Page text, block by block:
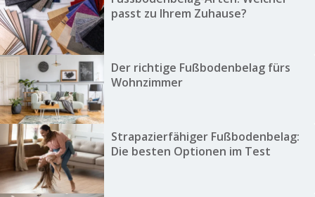
passt zu Ihrem Zuhause?
Der richtige Fußbodenbelag fürs
Wohnzimmer
Strapazierfähiger Fußbodenbelag:
Die besten Optionen im Test